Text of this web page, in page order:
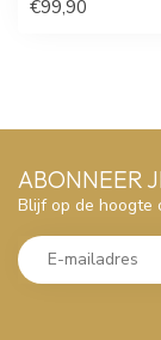
€99,90
ABONNEER
Blijf op de hoogte